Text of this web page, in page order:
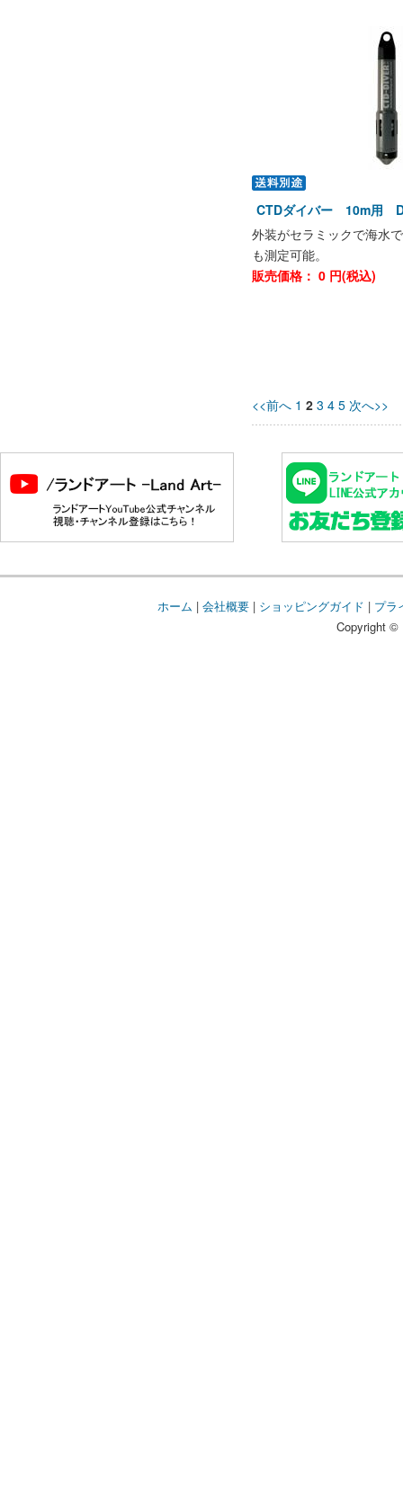
CTDダイバー 10m用
外装がセラミックで海水
も測定可能。
販売価格： 0 円(税込)
<<前へ 1 2 3 4 5 次へ>>
ホーム | 会社概要| ショッピングガイド | プラ
Copyright ©